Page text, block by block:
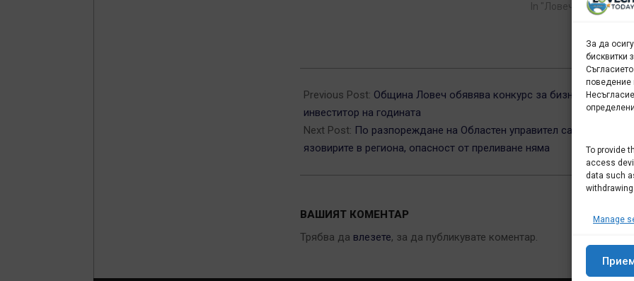
За да
бисквитки
поведение
To provide
access
data such
Manage
In "Ловеч днес"
03-
22
Previous Post: Община Ловеч обявява конкурс за бизнесмен и
инвеститор на годината
Next Post: По разпореждане на Областен управител са проверени
язовирите в региона, опасност от преливане няма
ВАШИЯТ КОМЕНТАР
Трябва да влезете, за да публикувате коментар.